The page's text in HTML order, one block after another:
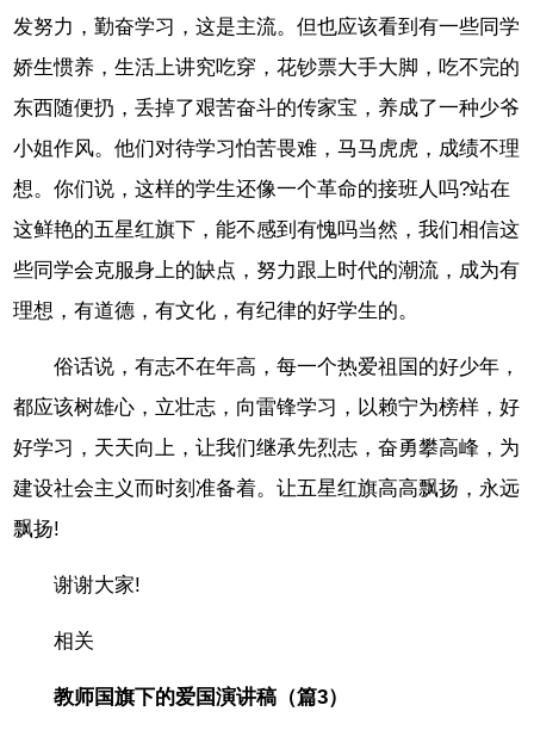
发努力，勤奋学习，这是主流。但也应该看到有一些同学
娇生惯养，生活上讲究吃穿，花钞票大手大脚，吃不完的
东西随便扔，丢掉了艰苦奋斗的传家宝，养成了一种少爷
小姐作风。他们对待学习怕苦畏难，马马虎虎，成绩不理
想。你们说，这样的学生还像一个革命的接班人吗?站在
这鲜艳的五星红旗下，能不感到有愧吗当然，我们相信这
些同学会克服身上的缺点，努力跟上时代的潮流，成为有
理想，有道德，有文化，有纪律的好学生的。
俗话说，有志不在年高，每一个热爱祖国的好少年，
都应该树雄心，立壮志，向雷锋学习，以赖宁为榜样，好
好学习，天天向上，让我们继承先烈志，奋勇攀高峰，为
建设社会主义而时刻准备着。让五星红旗高高飘扬，永远
飘扬!
谢谢大家!
相关
教师国旗下的爱国演讲稿（篇3）